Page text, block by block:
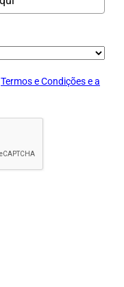
Termos e Condições e a